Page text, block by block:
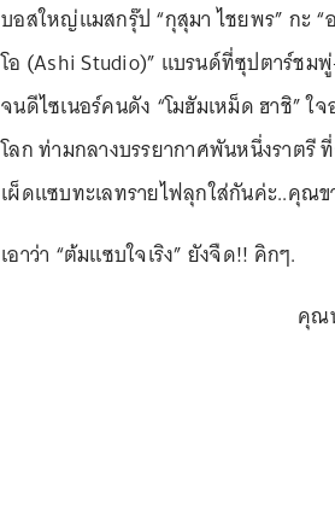
บอสใหญ่แมสกรุ๊ป “กุสุมา ไชยพร” กะ “
โอ (Ashi Studio)” แบรนด์ที่ซุปตาร์ชม
จนดีไซเนอร์คนดัง “โมฮัมเหม็ด ฮาชิ”
โลก ท่ามกลางบรรยากาศพันหนึ่งราตรี
เผ็ดแซบทะเลทรายไฟลุกใส่กันค่ะ..คุณข
เอาว่า “ต้มแซบใจเริง” ยังจืด!! คิกๆ.
คุณ